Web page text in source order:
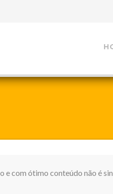
com ótimo conteúdo não é